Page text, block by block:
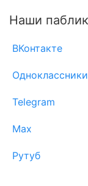
Наши
ВКонтакте
Одноклассники
Telegram
Max
Рутуб